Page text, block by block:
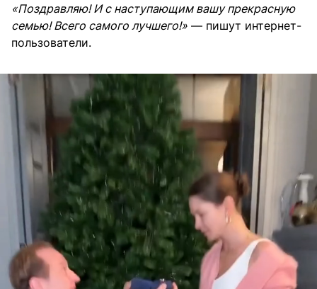
«Поздравляю! И с наступающим вашу прекрасную
семью! Всего самого лучшего!» — пишут интернет-
пользователи.